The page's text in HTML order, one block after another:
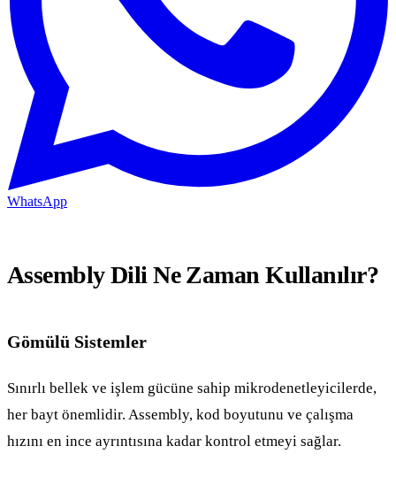
WhatsApp
Assembly Dili Ne Zaman Kullanılır?
Gömülü Sistemler
Sınırlı bellek ve işlem gücüne sahip mikrodenetleyicilerde,
her bayt önemlidir. Assembly, kod boyutunu ve çalışma
hızını en ince ayrıntısına kadar kontrol etmeyi sağlar.